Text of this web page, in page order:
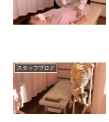
スタッフブログ